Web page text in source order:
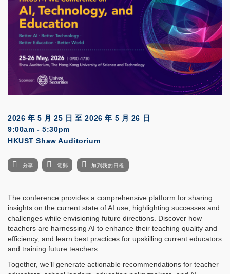
2026 年 5 月 25 日 至2026 年 5 月 26 日
9:00am - 5:30pm
HKUST Shaw Auditorium
分享 電郵 加到我的日程
The conference provides a comprehensive platform for sharing
insights on the current state of AI use, highlighting successes and
challenges while envisioning future directions. Discover how
teachers are harnessing AI to enhance their teaching quality and
efficiency, and learn best practices for upskilling current educators
and training future teachers.
Together, we’ll generate actionable recommendations for teacher